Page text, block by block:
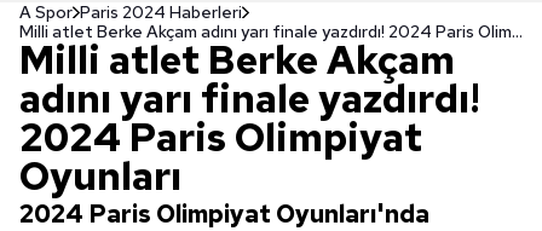
A Spor Paris 2024 Haberleri
Milli atlet Berke Akçam adını yarı finale yazdırdı! 2024 Paris Olimpiyat Oyunları
Milli atlet Berke Akçam
adını yarı finale yazdırdı!
2024 Paris Olimpiyat
Oyunları
2024 Paris Olimpiyat Oyunları'nda